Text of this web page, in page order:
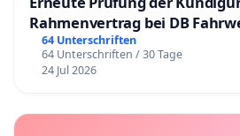
Rahmenvertrag bei DB
64 Unterschriften
64 Unterschriften / 30 Tage
24 Jul 2026